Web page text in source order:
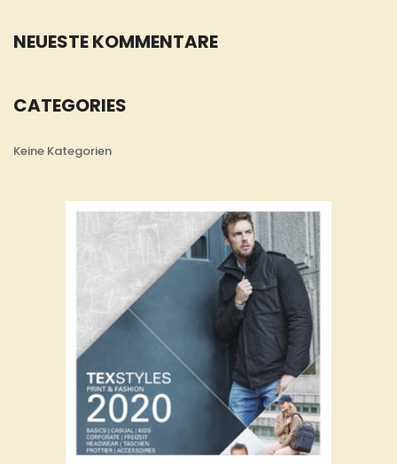
NEUESTE KOMMENTARE
CATEGORIES
Keine Kategorien